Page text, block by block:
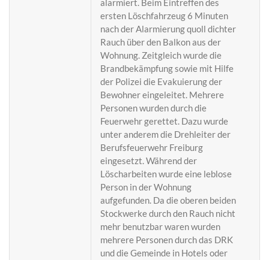
alarmiert. Beim Eintreffen des
ersten Löschfahrzeug 6 Minuten
nach der Alarmierung quoll dichter
Rauch über den Balkon aus der
Wohnung. Zeitgleich wurde die
Brandbekämpfung sowie mit Hilfe
der Polizei die Evakuierung der
Bewohner eingeleitet. Mehrere
Personen wurden durch die
Feuerwehr gerettet. Dazu wurde
unter anderem die Drehleiter der
Berufsfeuerwehr Freiburg
eingesetzt. Während der
Löscharbeiten wurde eine leblose
Person in der Wohnung
aufgefunden. Da die oberen beiden
Stockwerke durch den Rauch nicht
mehr benutzbar waren wurden
mehrere Personen durch das DRK
und die Gemeinde in Hotels oder